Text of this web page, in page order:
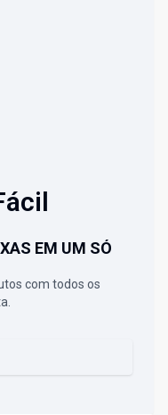
EM UM SÓ
com todos os